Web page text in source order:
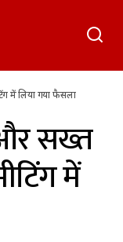
में लिया गया फैसला
और सख्त
में